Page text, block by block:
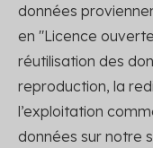
données
en "Licence
réutilisation des
reproduction, la
l’exploitation
données sur notre